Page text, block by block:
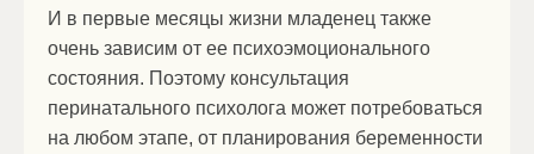
И в первые месяцы жизни младенец также
очень зависим от ее психоэмоционального
состояния. Поэтому консультация
перинатального психолога может потребоваться
на любом этапе, от планирования беременности